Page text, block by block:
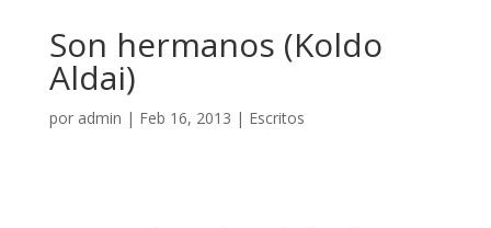
Son hermanos (Koldo
Aldai)
por admin | Feb 16, 2013 | Escritos